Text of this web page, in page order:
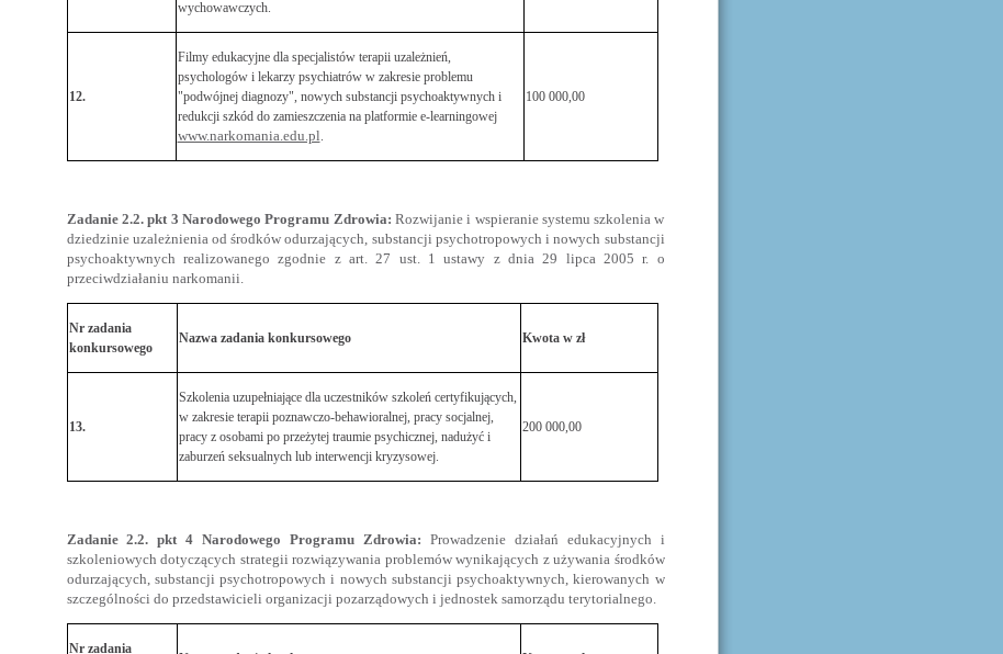
wychowawczych.
12.
Filmy edukacyjne dla specjalistów terapii uzależnień,
psychologów i lekarzy psychiatrów w zakresie problemu
"podwójnej diagnozy", nowych substancji psychoaktywnych i
redukcji szkód do zamieszczenia na platformie e-learningowej
www.narkomania.edu.pl.
100 000,00
Zadanie 2.2. pkt 3 Narodowego Programu Zdrowia: Rozwijanie i wspieranie systemu szkolenia w
dziedzinie uzależnienia od środków odurzających, substancji psychotropowych i nowych substancji
psychoaktywnych realizowanego zgodnie z art. 27 ust. 1 ustawy z dnia 29 lipca 2005 r. o
przeciwdziałaniu narkomanii.
Nr zadania
konkursowego
Nazwa zadania konkursowego Kwota w zł
13.
Szkolenia uzupełniające dla uczestników szkoleń certyfikujących,
w zakresie terapii poznawczo-behawioralnej, pracy socjalnej,
pracy z osobami po przeżytej traumie psychicznej, nadużyć i
zaburzeń seksualnych lub interwencji kryzysowej.
200 000,00
Zadanie 2.2. pkt 4 Narodowego Programu Zdrowia: Prowadzenie działań edukacyjnych i
szkoleniowych dotyczących strategii rozwiązywania problemów wynikających z używania środków
odurzających, substancji psychotropowych i nowych substancji psychoaktywnych, kierowanych w
szczególności do przedstawicieli organizacji pozarządowych i jednostek samorządu terytorialnego.
Nr zadania